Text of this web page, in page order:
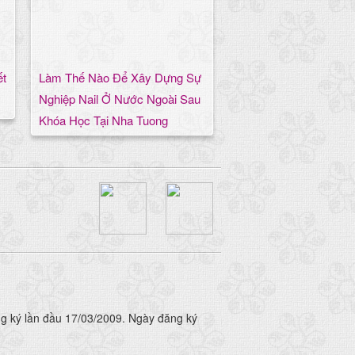
Làm Thế Nào Để Xây Dựng Sự
Nghiệp Nail Ở Nước Ngoài Sau
Khóa Học Tại Nha Tuong
ký lần đầu 17/03/2009. Ngày đăng ký